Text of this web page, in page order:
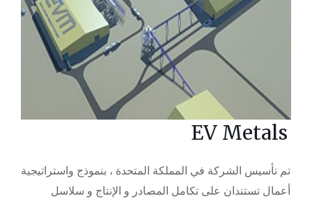
EV Metals​
تم تأسيس الشركة في المملكة المتحدة ، بنموذج واستراتيجية
أعمال تستندان على تكامل المصادر و الإنتاج و سلاسل